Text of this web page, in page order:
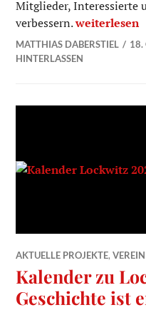
Mitglieder, Interessierte
verbessern.weiterlesen
MATTHIAS DABERSTIEL 18.
HINTERLASSEN
AKTUELLE PROJEKTE,VEREIN
Kalender zu
Geschichte ist